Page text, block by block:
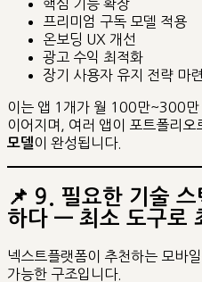
핵심 기능 확장
프리미엄 구독 모델 적용
온보딩 UX 개선
광고 수익 최적화
장기 사용자 유지 전략 마련
이는 앱 1개가 월 100만~300만
이어지며, 여러 앱이 포트폴리오
모델이 완성됩니다.
📌 9. 필요한 기술 스
하다 — 최소 도구로
넥스트플랫폼이 추천하는 모바
가능한 구조입니다.